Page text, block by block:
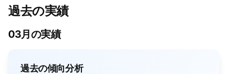
過去の実績
03月の実績
過去の傾向分析